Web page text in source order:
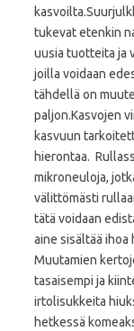
tukevat etenkin
uusia tuotteita ja
joilla voidaan
tähdellä on
paljon.Kasvojen
kasvuun
hierontaa.
mikroneuloja,
välittömästi
tätä voidaan
aine sisältää ihoa
Muutamien
tasaisempi ja
irtolisukkeita
hetkessä